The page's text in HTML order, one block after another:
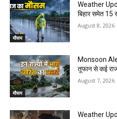
मौसम
Weather
बिहार समेत 15
August 8, 2026
मौसम
Monsoon
तूफान से कई
August 7, 2026
Weather